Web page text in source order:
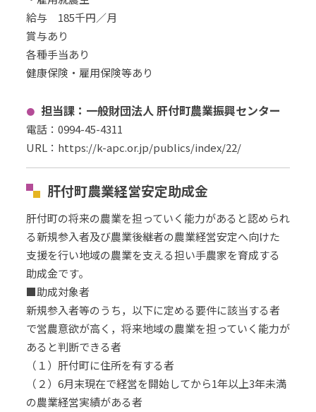
給与 185千円／月
賞与あり
各種手当あり
健康保険・雇用保険等あり
担当課： 一般財団法人 肝付町農業振興センター
電話： 0994-45-4311
URL： https://k-apc.or.jp/publics/index/22/
肝付町農業経営安定助成金
肝付町の将来の農業を担っていく能力があると認められ
る新規参入者及び農業後継者の農業経営安定へ向けた
支援を行い地域の農業を支える担い手農家を育成する
助成金です。
■助成対象者
新規参入者等のうち，以下に定める要件に該当する者
で営農意欲が高く，将来地域の農業を担っていく能力が
あると判断できる者
（１）肝付町に住所を有する者
（２）6月末現在で経営を開始してから1年以上3年未満
の農業経営実績がある者